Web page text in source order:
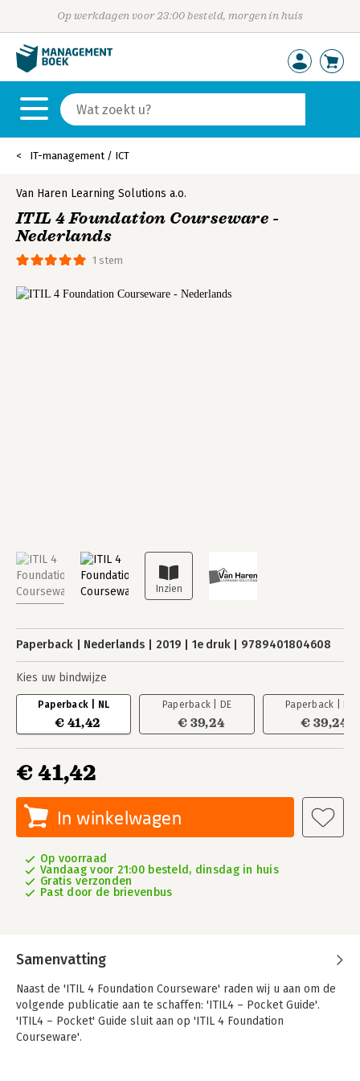
Op werkdagen voor 23:00 besteld, morgen in huis
IT-management / ICT
1 stem
Van Haren Learning Solutions a.o.
ITIL 4 Foundation Courseware -
Nederlands
Paperback Nederlands 2019 1e druk 9789401804608
Kies uw bindwijze
Paperback | NL
€ 41,42
Paperback | DE
€ 39,24
Paperback | EN
€ 39,24
€ 41,42
In winkelwagen
Op voorraad
Vandaag voor 21:00 besteld, dinsdag in huis
Gratis verzonden
Past door de brievenbus
Samenvatting
Naast de 'ITIL 4 Foundation Courseware' raden wij u aan om de
volgende publicatie aan te schaffen: 'ITIL4 – Pocket Guide'.
'ITIL4 – Pocket' Guide sluit aan op 'ITIL 4 Foundation
Courseware'.